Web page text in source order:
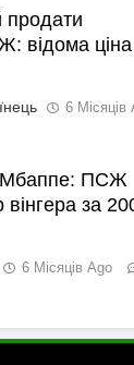
продати
відома ціна
6 Місяців
Мбаппе: ПСЖ
вінгера за
6 Місяців Ago